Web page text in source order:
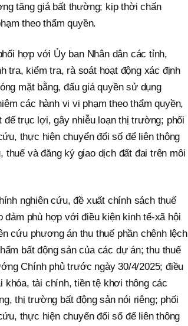
tăng giá bất thường; kịp thời chấn
theo thẩm quyền.
hợp với Ủy ban Nhân dân các tỉnh,
tra, kiểm tra, rà soát hoạt động xác định
mặt bằng, đấu giá quyền sử dụng
các hành vi vi phạm theo thẩm quyền,
trục lợi, gây nhiễu loạn thị trường; phối
thực hiện chuyển đổi số để liên thông
và đăng ký giao dịch đất đai trên môi
nghiên cứu, đề xuất chính sách thuế
đảm phù hợp với điều kiện kinh tế-xã hội
cứu phương án thu thuế phần chênh lệch
bất động sản của các dự án; thu thuế
Chính phủ trước ngày 30/4/2025; điều
khóa, tài chính, tiền tệ khơi thông các
thị trường bất động sản nói riêng; phối
thực hiện chuyển đổi số để liên thông